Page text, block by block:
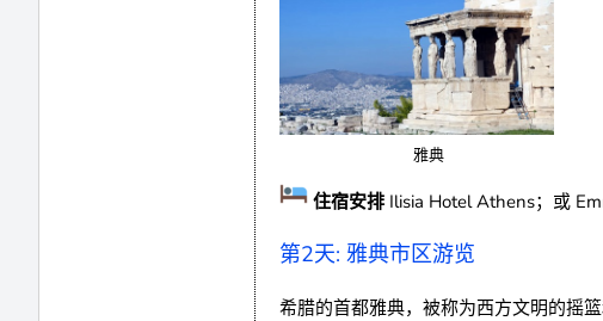
雅典
住宿安排 Ilisia Hotel Athens；或
第2天: 雅典市区游览
希腊的首都雅典，被称为西方文明的摇